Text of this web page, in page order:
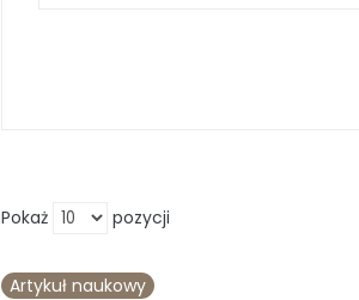
Pokaż pozycji
Artykuł naukowy